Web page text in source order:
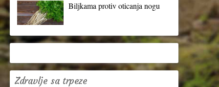
Biljkama protiv oticanja nogu
Zdravlje sa trpeze